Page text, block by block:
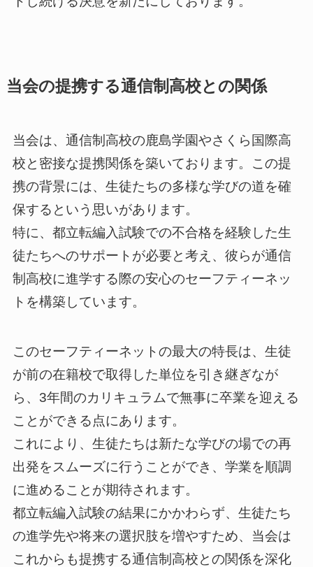
当会の提携する通信制高校との関係
当会は、通信制高校の鹿島学園やさくら国際高
校と密接な提携関係を築いております。この提
携の背景には、生徒たちの多様な学びの道を確
保するという思いがあります。
特に、都立転編入試験での不合格を経験した生
徒たちへのサポートが必要と考え、彼らが通信
制高校に進学する際の安心のセーフティーネッ
トを構築しています。
このセーフティーネットの最大の特長は、生徒
が前の在籍校で取得した単位を引き継ぎなが
ら、3年間のカリキュラムで無事に卒業を迎える
ことができる点にあります。
これにより、生徒たちは新たな学びの場での再
出発をスムーズに行うことができ、学業を順調
に進めることが期待されます。
都立転編入試験の結果にかかわらず、生徒たち
の進学先や将来の選択肢を増やすため、当会は
これからも提携する通信制高校との関係を深化